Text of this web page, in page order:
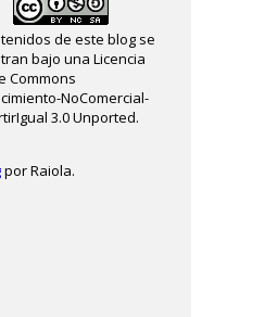
de este blog se
bajo una Licencia
Commons
NoComercial-
3.0 Unported.
por Raiola.